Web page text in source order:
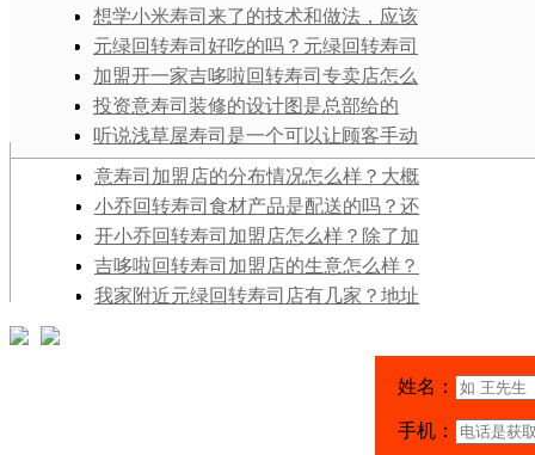
想学小米寿司来了的技术和做法，应该
去哪里找学习的渠道和途径？培训机构可
不可以？
元绿回转寿司好吃的吗？元绿回转寿司
加盟费需要花多少钱？
加盟开一家吉哆啦回转寿司专卖店怎么
样？吉哆啦回转寿司的货源从哪里来？
投资意寿司装修的设计图是总部给的
吗？多长时间能把店铺筹备好开业做生
意？
听说浅草屋寿司是一个可以让顾客手动
diy的浅草屋寿司店，可以提供更多的利润
来源是吗？
意寿司加盟店的分布情况怎么样？大概
数量是多少？
小乔回转寿司食材产品是配送的吗？还
是说只输送原材料，剩下的步骤自己完成
呢？
开小乔回转寿司加盟店怎么样？除了加
盟费我还需要准备什么其他的吗？
吉哆啦回转寿司加盟店的生意怎么样？
现在加盟它开店还有没有成功的机会和可
我家附近元绿回转寿司店有几家？地址
姓名：
手机：